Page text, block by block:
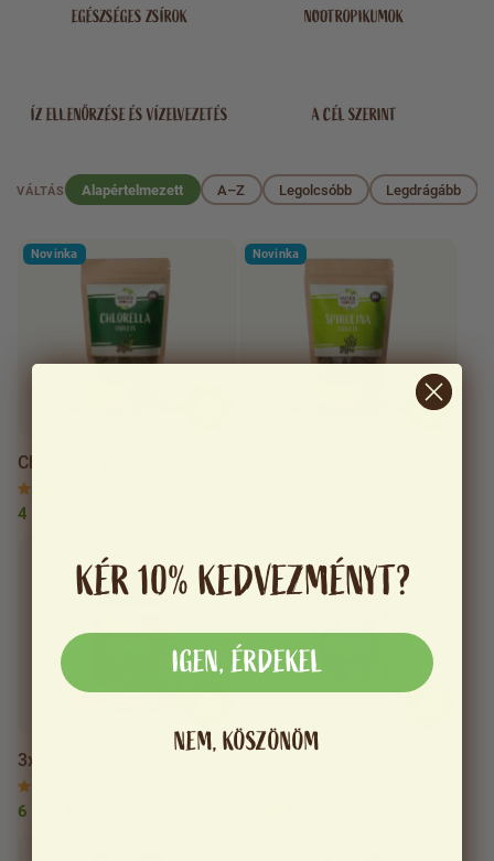
EGÉSZSÉGES ZSÍROK NOOTROPIKUMOK
ÍZ ELLENŐRZÉSE ÉS VÍZELVEZETÉS A CÉL SZERINT
VÁLTÁS Alapértelmezett A–Z Legolcsóbb Legdrágább
Novinka
Chlorella Tabletta (500 db)
4 990 Ft
Novinka
3x Maca
6 690 Ft
KÉR 10% KEDVEZMÉNYT?
IGEN, ÉRDEKEL
NEM, KÖSZÖNÖM